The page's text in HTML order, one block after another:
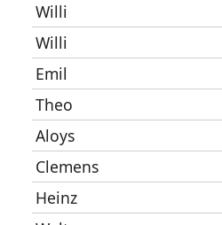
Willi
Willi
Emil
Theo
Aloys
Clemens
Heinz